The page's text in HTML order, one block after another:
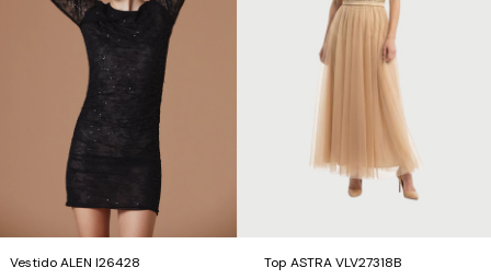
Vestido ALEN I26428 Top ASTRA VLV27318B